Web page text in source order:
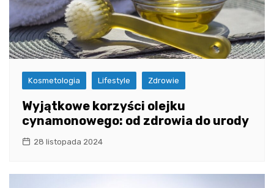
Kosmetologia Lifestyle Zdrowie
Wyjątkowe korzyści olejku
cynamonowego: od zdrowia do urody
28 listopada 2024